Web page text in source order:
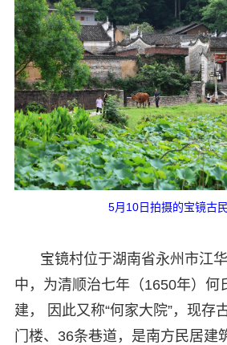
5月10日拍摄的宝镜古民
宝镜村位于湖南省永州市江
中，为清顺治七年（1650年）何
建， 因此又称“何家大院”，现存
门楼、36条巷道，是南方民居建